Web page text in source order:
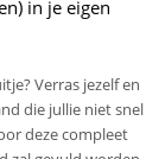
in je eigen
Verras jezelf en
die jullie niet snel
deze compleet